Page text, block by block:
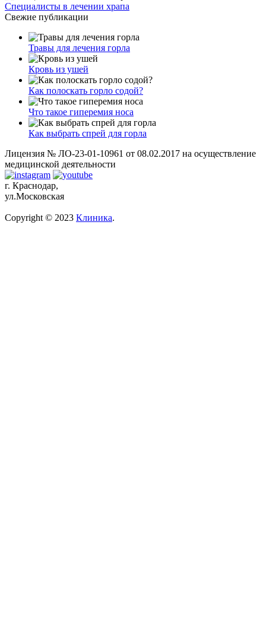
Специалисты в лечении храпа
Свежие публикации
Травы для лечения горла
Кровь из ушей
Как полоскать горло содой?
Что такое гиперемия носа
Как выбрать спрей для горла
Лицензия № ЛО-23-01-10961 от 08.02.2017 на осуществление
медицинской деятельности
г. Краснодар,
ул.Московская
Copyright © 2023 Клиника.